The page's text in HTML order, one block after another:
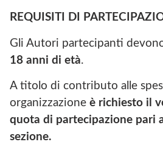
REQUISITI DI
Gli Autori partecipanti
18 anni di età.
A titolo di contributo alle
organizzazione è richiesto il
quota di partecipazione pari
sezione.